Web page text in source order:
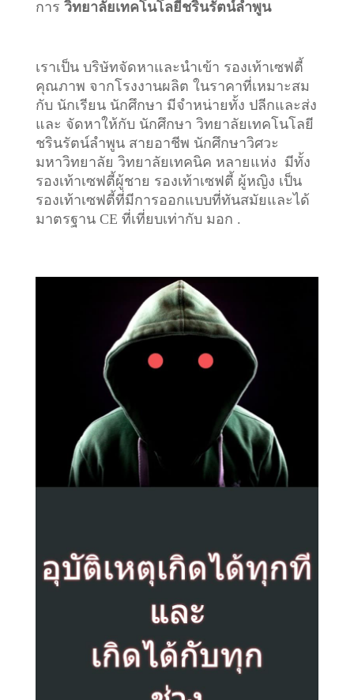
การ วิทยาลัยเทคโนโลยีชรินรัตน์ลำพูน
เราเป็น บริษัทจัดหาและนำเข้า รองเท้าเซฟตี้
คุณภาพ จากโรงงานผลิต ในราคาที่เหมาะสม
กับ นักเรียน นักศึกษา มีจำหน่ายทั้ง ปลีกและส่ง
และ จัดหาให้กับ นักศึกษา วิทยาลัยเทคโนโลยี
ชรินรัตน์ลำพูน สายอาชีพ นักศึกษาวิศวะ
มหาวิทยาลัย วิทยาลัยเทคนิค หลายแห่ง มีทั้ง
รองเท้าเซฟตี้ผู้ชาย รองเท้าเซฟตี้ ผู้หญิง เป็น
รองเท้าเซฟตี้ที่มีการออกแบบที่ทันสมัยและได้
มาตรฐาน CE ที่เที่ยบเท่ากับ มอก .